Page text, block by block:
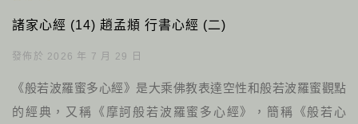
諸家心經 (14) 趙孟頫 行書心經 (二)
發佈於 2026 年 7 月 29 日
《般若波羅蜜多心經》是大乘佛教表達空性和般若波羅蜜觀點
的經典，又稱《摩訶般若波羅蜜多心經》，簡稱《般若心